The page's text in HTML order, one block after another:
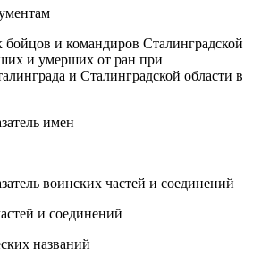
бойцов и командиров Сталинградской
и умерших от ран при
и Сталинградской области в
имен
воинских частей и соединений
и соединений
названий